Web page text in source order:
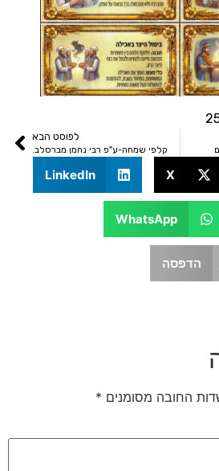
לפוסט הבא
קלפי שמחה-ע"פ רבי נחמן מברסלב.
LinkedIn
WhatsApp
מסומנים*